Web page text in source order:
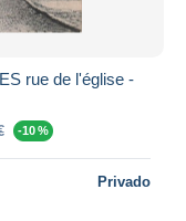
rue de l'église -
-10 %
Privado